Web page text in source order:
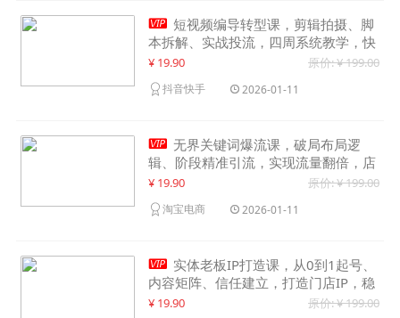
 短视频编导转型课，剪辑拍摄、脚
本拆解、实战投流，四周系统教学，快
速入行月入2w+
¥ 19.90 原价: ¥ 199.00
抖音快手 2026-01-11
 无界关键词爆流课，破局布局逻
辑、阶段精准引流，实现流量翻倍，店
铺业绩增长50%+
¥ 19.90 原价: ¥ 199.00
淘宝电商 2026-01-11
 实体老板IP打造课，从0到1起号、
内容矩阵、信任建立，打造门店IP，稳
定获客增收
¥ 19.90 原价: ¥ 199.00